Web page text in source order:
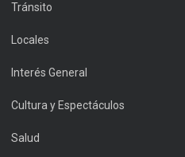
Tránsito
Locales
Interés General
Cultura y Espectáculos
Salud